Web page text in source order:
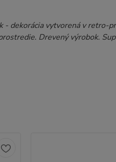
- dekorácia vytvorená v retro-
Drevený výrobok.